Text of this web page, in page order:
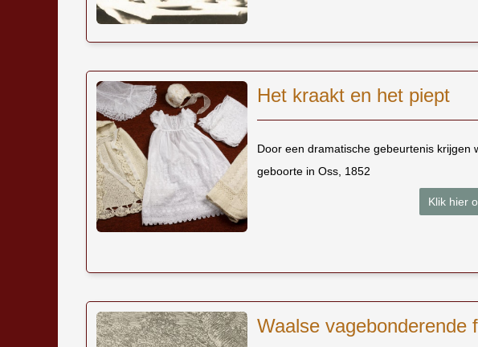
Het kraakt en het piept
Door een dramatische gebeurtenis krijgen
geboorte in Oss, 1852
Klik hier
Waalse vagebonderende